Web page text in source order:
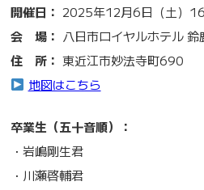
開催日： 2025年12月6日（土）
会 場： 八日市ロイヤルホテル 鈴
住 所： 東近江市妙法寺町690
地図はこちら
卒業生（五十音順）：
・岩嶋剛生君
・川瀬啓輔君